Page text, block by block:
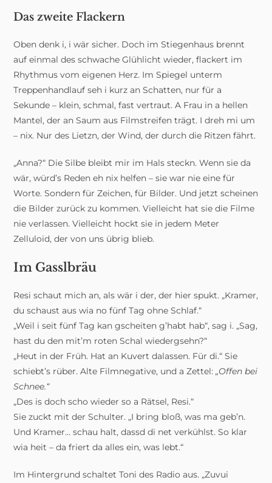
Das zweite Flackern
Oben denk i, i wär sicher. Doch im Stiegenhaus brennt
auf einmal des schwache Glühlicht wieder, flackert im
Rhythmus vom eigenen Herz. Im Spiegel unterm
Treppenhandlauf seh i kurz an Schatten, nur für a
Sekunde – klein, schmal, fast vertraut. A Frau in a hellen
Mantel, der an Saum aus Filmstreifen trägt. I dreh mi um
– nix. Nur des Lietzn, der Wind, der durch die Ritzen fährt.
„Anna?“ Die Silbe bleibt mir im Hals steckn. Wenn sie da
wär, würd’s Reden eh nix helfen – sie war nie eine für
Worte. Sondern für Zeichen, für Bilder. Und jetzt scheinen
die Bilder zurück zu kommen. Vielleicht hat sie die Filme
nie verlassen. Vielleicht hockt sie in jedem Meter
Zelluloid, der von uns übrig blieb.
Im Gasslbräu
Resi schaut mich an, als wär i der, der hier spukt. „Kramer,
du schaust aus wia no fünf Tag ohne Schlaf.“
„Weil i seit fünf Tag kan gscheiten g’habt hab“, sag i. „Sag,
hast du den mit’m roten Schal wiedergsehn?“
„Heut in der Früh. Hat an Kuvert dalassen. Für di.“ Sie
schiebt’s rüber. Alte Filmnegative, und a Zettel:„Offen bei
Schnee.“
„Des is doch scho wieder so a Rätsel, Resi.“
Sie zuckt mit der Schulter. „I bring bloß, was ma geb’n.
Und Kramer… schau halt, dassd di net verkühlst. So klar
wia heit – da friert da alles ein, was lebt.“
Im Hintergrund schaltet Toni des Radio aus. „Zuvui